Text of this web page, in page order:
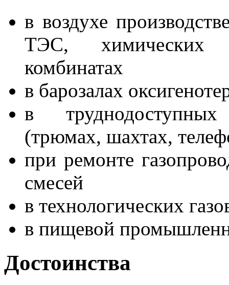
в воздухе
ТЭС, химических
комбинатах
в барозалах
в
(трюмах, шахтах,
при ремонте
смесей
в технологических
в пищевой
Достоинства